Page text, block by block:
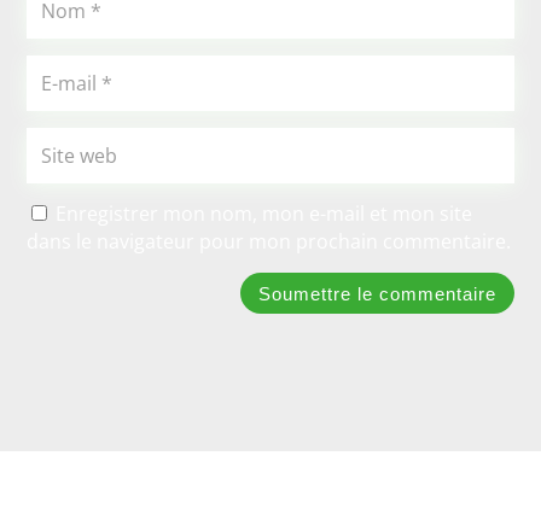
Soumettre le commentaire